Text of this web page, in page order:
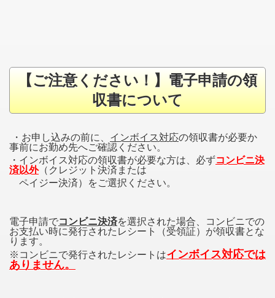
【ご注意ください！】電子申請の領
収書について
・お申し込みの前に、 インボイス対応の領収書が必要か
事前にお勤め先へご確認ください。
・インボイス対応の領収書が必要な方は、必ずコンビニ決
済以外（クレジット決済または
ペイジー決済）をご選択ください。
電子申請でコンビニ決済を選択された場合、コンビニでの
お支払い時に発行されたレシート（受領証）が領収書とな
ります。
※コンビニで発行されたレシートはインボイス対応では
ありません。